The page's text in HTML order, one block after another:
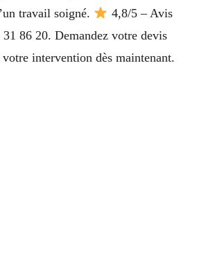
travail soigné.
4,8/5 – Avis
31 86 20. Demandez votre devis
intervention dès maintenant.